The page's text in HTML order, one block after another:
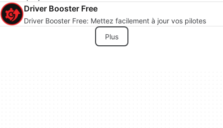
Driver Booster Free
Driver Booster Free: Mettez facilement à jour vos pilotes
Plus